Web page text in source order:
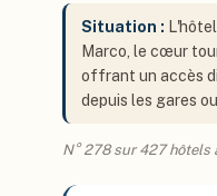
Situation :
Marco, le cœur
offrant un accès
depuis les gares
N° 278 sur 427 hôtels